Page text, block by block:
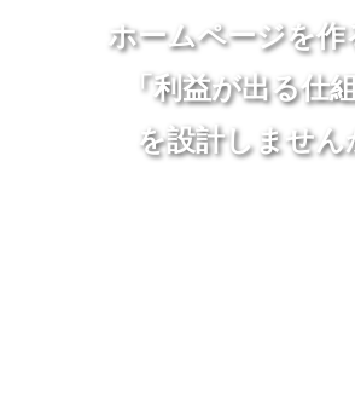
ホームページを作
「利益が出る仕
を設計しません